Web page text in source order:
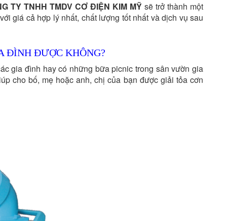
TY TNHH TMDV CƠ ĐIỆN KIM MỸ sẽ trở thành một
giá cả hợp lý nhất, chất lượng tốt nhất và dịch vụ sau
ĐÌNH ĐƯỢC KHÔNG?
gia đình hay có những bữa picnic trong sân vườn gia
cho bố, mẹ hoặc anh, chị của bạn được giải tỏa cơn